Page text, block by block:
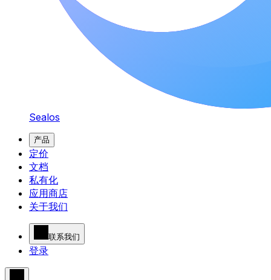
Sealos
产品
定价
文档
私有化
应用商店
关于我们
联系我们
登录